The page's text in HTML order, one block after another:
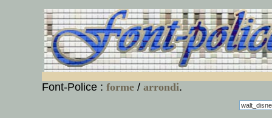
Font-Police : forme/ arrondi.